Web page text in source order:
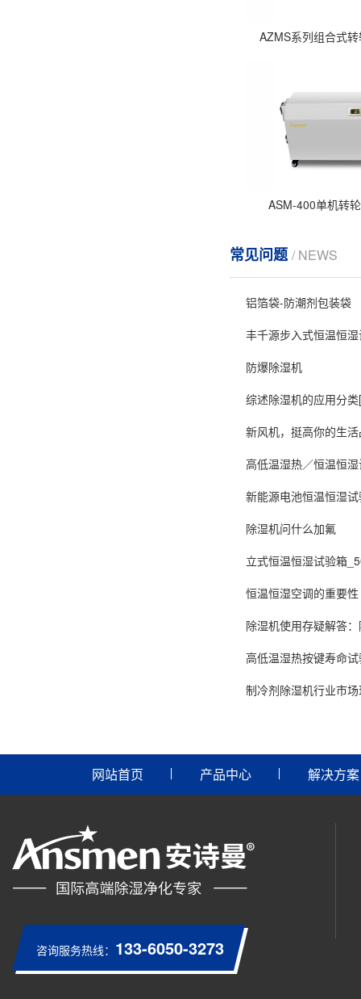
AZMS系列组合式
ASM-400单机转
常见问题/ NEWS
铝箔袋-防潮剂包装袋
丰千源步入式恒温恒
防爆除湿机
综述除湿机的应用分
新风机，挺高你的生
高低温湿热／恒温恒
新能源电池恒温恒湿
除湿机问什么加氟
立式恒温恒湿试验箱
恒温恒湿空调的重要性
除湿机使用存疑解答
高低温湿热按键寿命
制冷剂除湿机行业市
网站首页 产品中心 解决方案
咨询服务热线： 133-6050-3273